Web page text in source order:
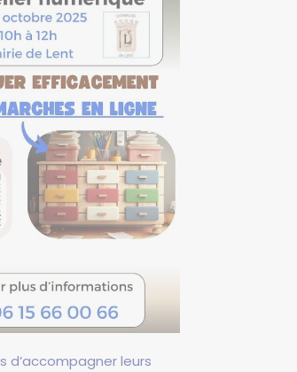
d’accompagner leurs